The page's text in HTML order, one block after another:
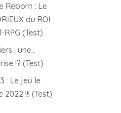
Reborn : Le
du ROI
RPG (Test)
: une…
!? (Test)
: Le jeu le
2022 !!! (Test)